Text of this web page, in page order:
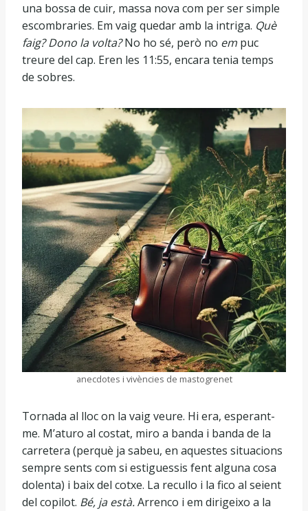
una bossa de cuir, massa nova com per ser simple
escombraries. Em vaig quedar amb la intriga. Què
faig? Dono la volta?No ho sé, però no em puc
treure del cap. Eren les 11:55, encara tenia temps
de sobres.
anecdotes i vivències de mastogrenet
Tornada al lloc on la vaig veure. Hi era, esperant-
me. M’aturo al costat, miro a banda i banda de la
carretera (perquè ja sabeu, en aquestes situacions
sempre sents com si estiguessis fent alguna cosa
dolenta) i baix del cotxe. La recullo i la fico al seient
del copilot. Bé, ja està.Arrenco i em dirigeixo a la